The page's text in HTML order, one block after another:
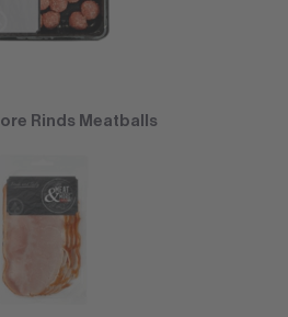
Rinds Meatballs